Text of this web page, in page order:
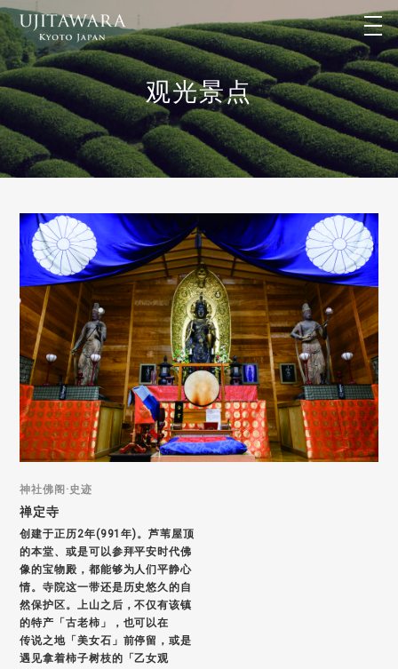
t
o
g
l
e
n
a
v
i
g
a
t
n
观光景点
神社佛阁·史迹
禅定寺
创建于正历2年(991年)。芦苇屋顶
的本堂、或是可以参拜平安时代佛
像的宝物殿，都能够为人们平静心
情。寺院这一带还是历史悠久的自
然保护区。上山之后，不仅有该镇
的特产「古老柿」，也可以在
传说之地「美女石」前停留，或是
遇见拿着柿子树枝的「乙女观